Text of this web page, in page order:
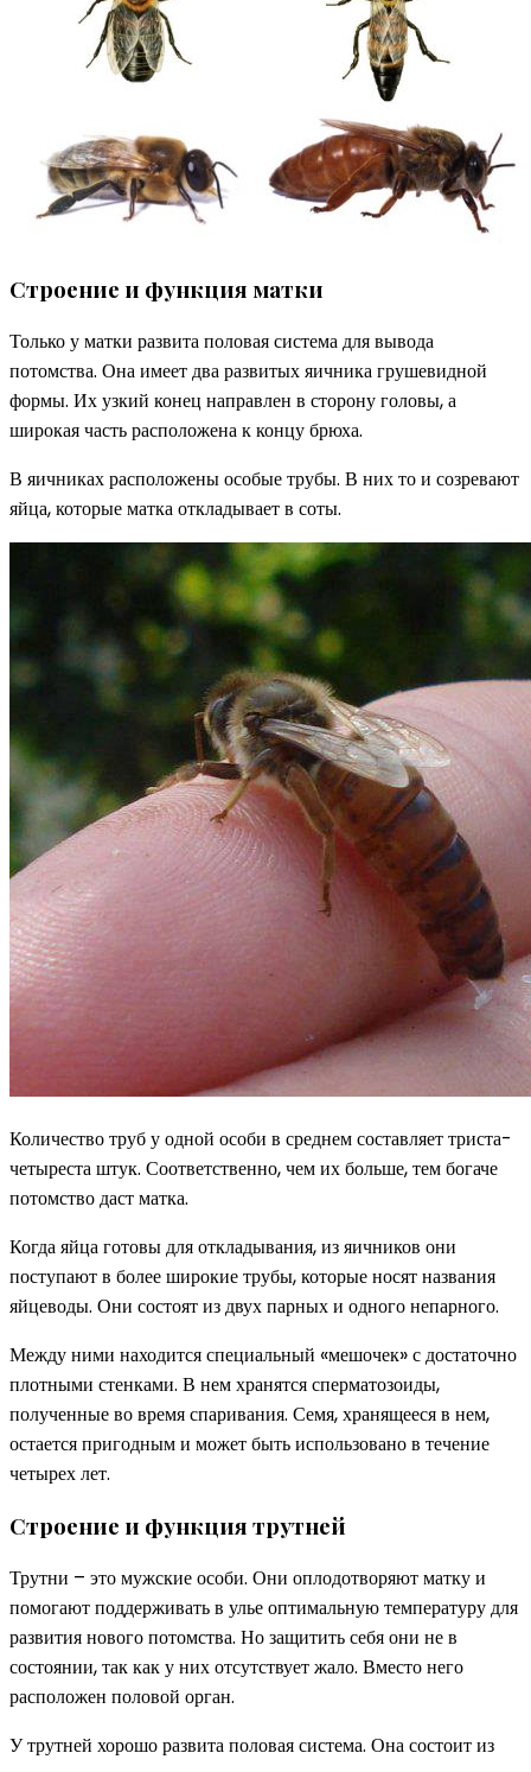
Строение и функция матки
Только у матки развита половая система для вывода
потомства. Она имеет два развитых яичника грушевидной
формы. Их узкий конец направлен в сторону головы, а
широкая часть расположена к концу брюха.
В яичниках расположены особые трубы. В них то и созревают
яйца, которые матка откладывает в соты.
Количество труб у одной особи в среднем составляет триста-
четыреста штук. Соответственно, чем их больше, тем богаче
потомство даст матка.
Когда яйца готовы для откладывания, из яичников они
поступают в более широкие трубы, которые носят названия
яйцеводы. Они состоят из двух парных и одного непарного.
Между ними находится специальный «мешочек» с достаточно
плотными стенками. В нем хранятся сперматозоиды,
полученные во время спаривания. Семя, хранящееся в нем,
остается пригодным и может быть использовано в течение
четырех лет.
Строение и функция трутней
Трутни – это мужские особи. Они оплодотворяют матку и
помогают поддерживать в улье оптимальную температуру для
развития нового потомства. Но защитить себя они не в
состоянии, так как у них отсутствует жало. Вместо него
расположен половой орган.
У трутней хорошо развита половая система. Она состоит из